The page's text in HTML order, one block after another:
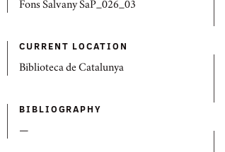
Fons Salvany SaP_026_03
CURRENT LOCATION
Biblioteca de Catalunya
BIBLIOGRAPHY
—